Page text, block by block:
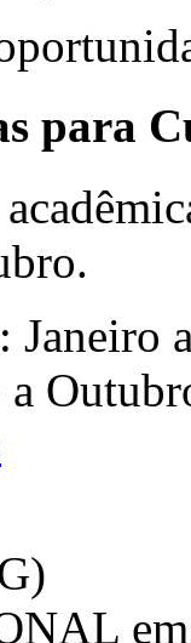
para